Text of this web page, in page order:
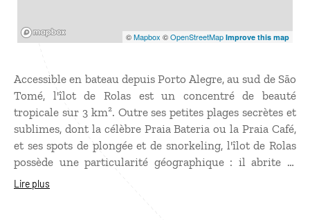
©Mapbox ©OpenStreetMap Improve this map
Accessible en bateau depuis Porto Alegre, au sud de São
Tomé, l'îlot de Rolas est un concentré de beauté
tropicale sur 3 km². Outre ses petites plages secrètes et
sublimes, dont la célèbre Praia Bateria ou la Praia Café,
et ses spots de plongée et de snorkeling, l'îlot de Rolas
possède une particularité géographique : il abrite le
point zéro de la Terre. Un petit monument s'élève au
Lire plus